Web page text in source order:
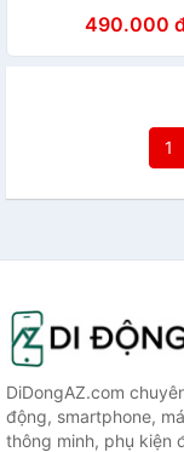
490.000
1
DiDongAZ.com
động, smartphone,
thông minh, phụ kiện